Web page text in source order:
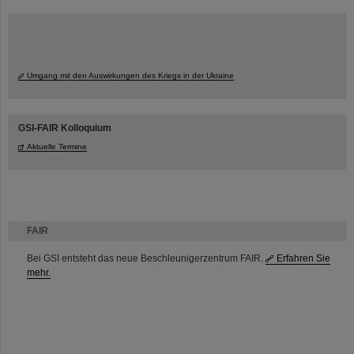
FAIR
Bei GSI entsteht das neue Beschleunigerzentrum FAIR.
Erfahren Sie
mehr.
Umgang mit den Auswirkungen des Kriegs in der Ukraine
GSI-FAIR Kolloquium
Aktuelle Termine